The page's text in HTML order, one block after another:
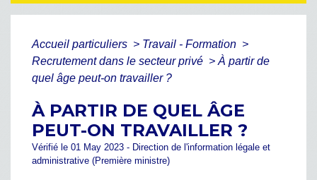
Accueil particuliers > Travail - Formation >
Recrutement dans le secteur privé > À partir de
quel âge peut-on travailler ?
À PARTIR DE QUEL ÂGE
PEUT-ON TRAVAILLER ?
Vérifié le 01 May 2023 - Direction de l'information légale et
administrative (Première ministre)